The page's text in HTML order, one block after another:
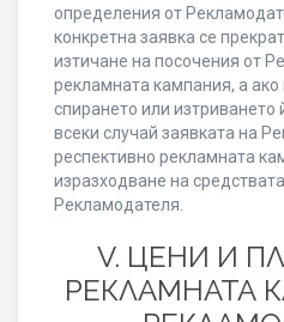
определения от
конкретна заявка се
изтичане на посочения от
рекламната кампания, а
спирането или
всеки случай заявката на
респективно рекламната
изразходване на
Рекламодателя.
V. ЦЕНИ И
РЕКЛАМНАТА